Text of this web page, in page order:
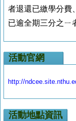
者退還已繳學分費
已逾全期三分之ㄧ
活動官網
http://
活動地點資訊